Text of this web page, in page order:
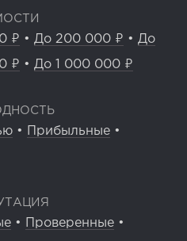
₽ • До 200 000 ₽ • До
₽ • До 1 000 000 ₽
• Прибыльные •
• Проверенные •